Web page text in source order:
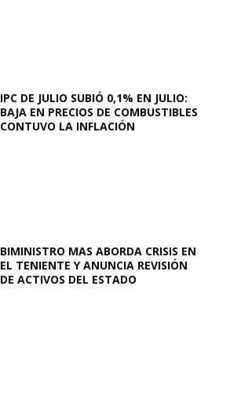
IPC DE JULIO SUBIÓ 0,1% EN JULIO:
BAJA EN PRECIOS DE COMBUSTIBLES
CONTUVO LA INFLACIÓN
BIMINISTRO MAS ABORDA CRISIS EN
EL TENIENTE Y ANUNCIA REVISIÓN
DE ACTIVOS DEL ESTADO